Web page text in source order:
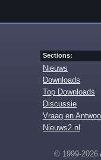
Sections:
Nieuws
Downloads
Top Downloads
Discussie
Vraag en
Nieuws2.nl
© 1999-2026